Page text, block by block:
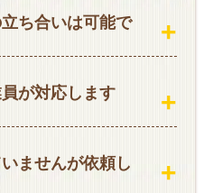
ち合いは可能で
が対応します
ませんが依頼し